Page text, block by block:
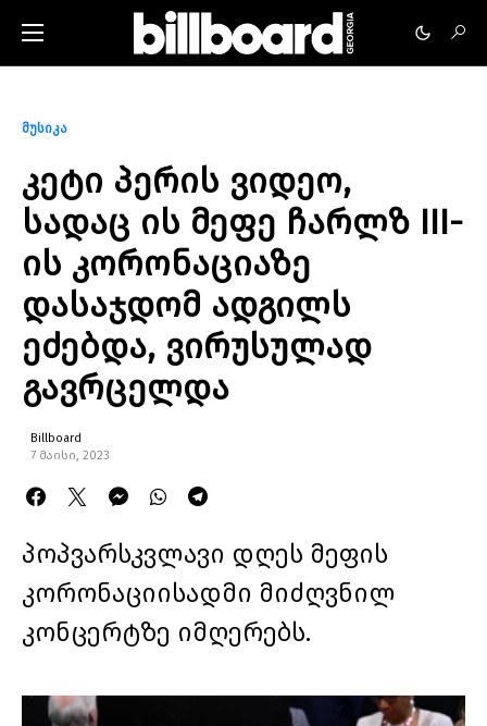
მუსიკა
კეტი პერის ვიდეო,
სადაც ის მეფე ჩარლზ III-
ის კორონაციაზე
დასაჯდომ ადგილს
ეძებდა, ვირუსულად
გავრცელდა
Billboard
7 მაისი, 2023
პოპვარსკვლავი დღეს მეფის
კორონაციისადმი მიძღვნილ
კონცერტზე იმღერებს.